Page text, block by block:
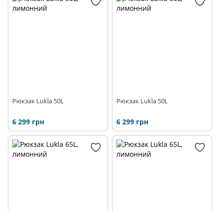
Рюкзак Lukla 50L
6 299 грн
Рюкзак Lukla 50L
6 299 грн